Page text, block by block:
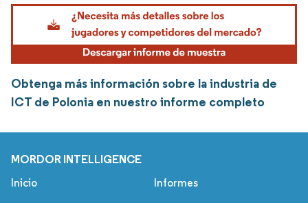
Obtenga más información sobre la industria de
ICT de Polonia en nuestro informe completo
MORDOR INTELLIGENCE
Inicio Informes